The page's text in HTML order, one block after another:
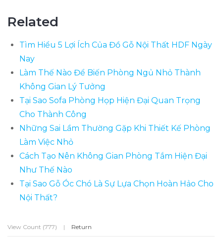
Related
Tìm Hiểu 5 Lợi Ích Của Đồ Gỗ Nội Thất HDF Ngày
Nay
Làm Thế Nào Để Biến Phòng Ngủ Nhỏ Thành
Không Gian Lý Tưởng
Tại Sao Sofa Phòng Họp Hiện Đại Quan Trọng
Cho Thành Công
Những Sai Lầm Thường Gặp Khi Thiết Kế Phòng
Làm Việc Nhỏ
Cách Tạo Nên Không Gian Phòng Tắm Hiện Đại
Như Thế Nào
Tại Sao Gỗ Óc Chó Là Sự Lựa Chọn Hoàn Hảo Cho
Nội Thất?
View Count (777) | Return